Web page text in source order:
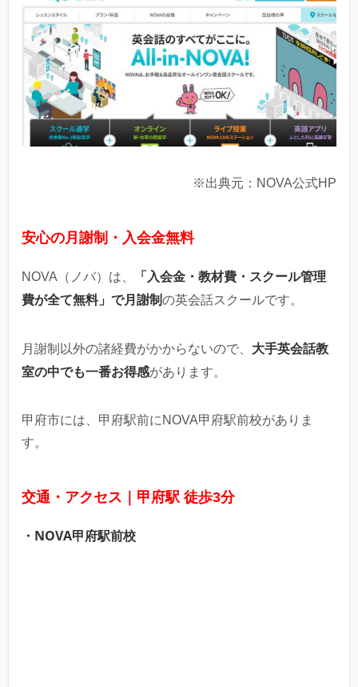
※出典元：NOVA公式HP
安心の月謝制・入会金無料
NOVA（ノバ）は、
「入会金・教材費・スクール管理
費が全て無料」で月謝制の英会話スクールです。
月謝制以外の諸経費がかからないので、 大手英会話教
室の中でも一番お得感があります。
甲府市には、甲府駅前にNOVA甲府駅前校がありま
す。
交通・アクセス｜甲府駅 徒歩3分
・NOVA甲府駅前校